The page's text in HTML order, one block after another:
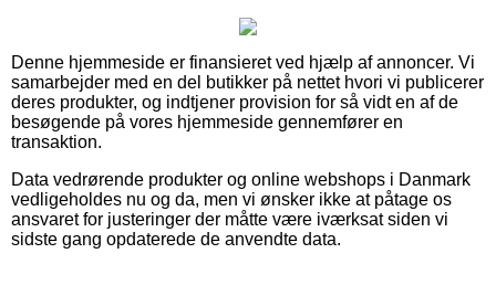
Denne hjemmeside er finansieret ved hjælp af annoncer. Vi
samarbejder med en del butikker på nettet hvori vi publicerer
deres produkter, og indtjener provision for så vidt en af de
besøgende på vores hjemmeside gennemfører en
transaktion.
Data vedrørende produkter og online webshops i Danmark
vedligeholdes nu og da, men vi ønsker ikke at påtage os
ansvaret for justeringer der måtte være iværksat siden vi
sidste gang opdaterede de anvendte data.